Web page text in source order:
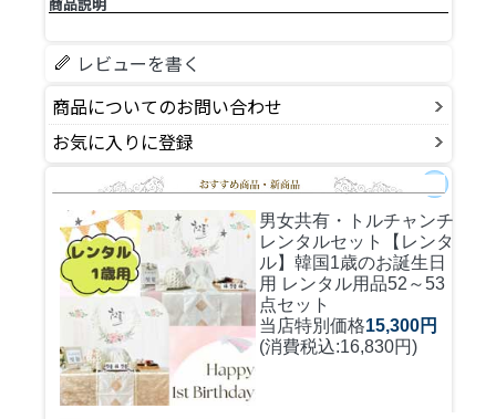
レビューを書く
商品についてのお問い合わせ
お気に入りに登録
男女共有・トルチャンチ
レンタルセット
【レンタ
ル】韓国1歳のお誕生日
用 レンタル用品52～53
点セット
当店特別価格15,300円
(消費税込:16,830円)